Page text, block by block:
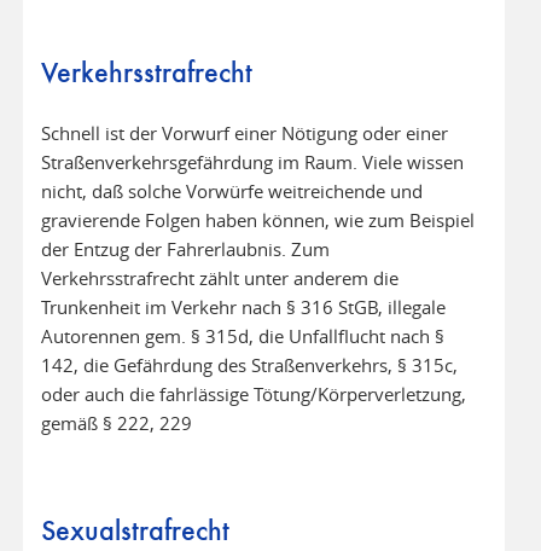
Verkehrsstrafrecht
Schnell ist der Vorwurf einer Nötigung oder einer
Straßenverkehrsgefährdung im Raum. Viele wissen
nicht, daß solche Vorwürfe weitreichende und
gravierende Folgen haben können, wie zum Beispiel
der Entzug der Fahrerlaubnis. Zum
Verkehrsstrafrecht zählt unter anderem die
Trunkenheit im Verkehr nach § 316 StGB, illegale
Autorennen gem. § 315d, die Unfallflucht nach §
142, die Gefährdung des Straßenverkehrs, § 315c,
oder auch die fahrlässige Tötung/Körperverletzung,
gemäß § 222, 229
Sexualstrafrecht